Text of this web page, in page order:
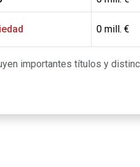
0 mill. €
importantes títulos y